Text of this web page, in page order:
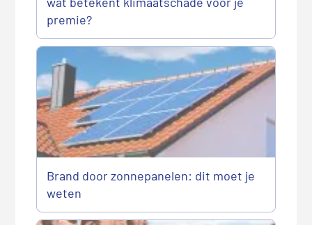
premie?
Brand door zonnepanelen: dit moet je
weten